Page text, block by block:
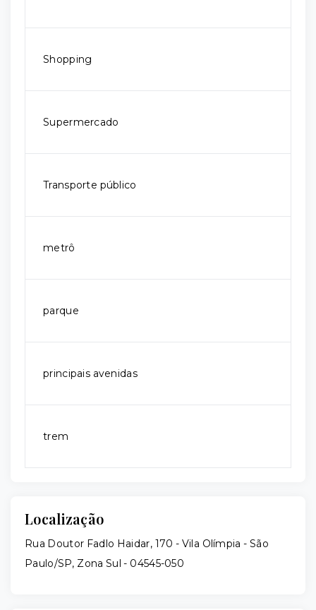
Shopping
Supermercado
Transporte público
metrô
parque
principais avenidas
trem
Localização
Rua Doutor Fadlo Haidar, 170 - Vila Olímpia - São
Paulo/SP, Zona Sul - 04545-050